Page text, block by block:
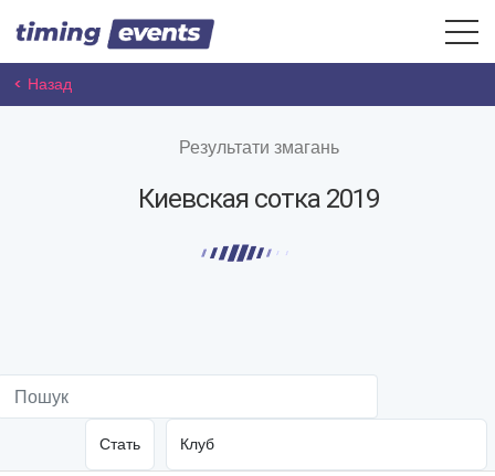
< Назад
Результати змагань
Киевская сотка 2019